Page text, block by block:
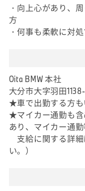
・向上心があり、
方
・何事も柔軟に対
Oita BMW 本社
大分市大字羽田
★車で出勤する方
★マイカー通勤も
あり、マイカー
支給に関する詳細
い。）